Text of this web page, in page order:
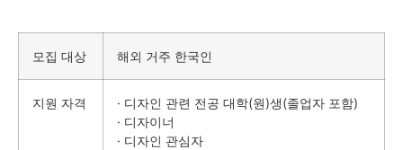
모집 대상 해외 거주 한국인
지원 자격
· 디자인 관련 전공 대학(원)생(졸업자 포함)
· 디자이너
· 디자인 관심자